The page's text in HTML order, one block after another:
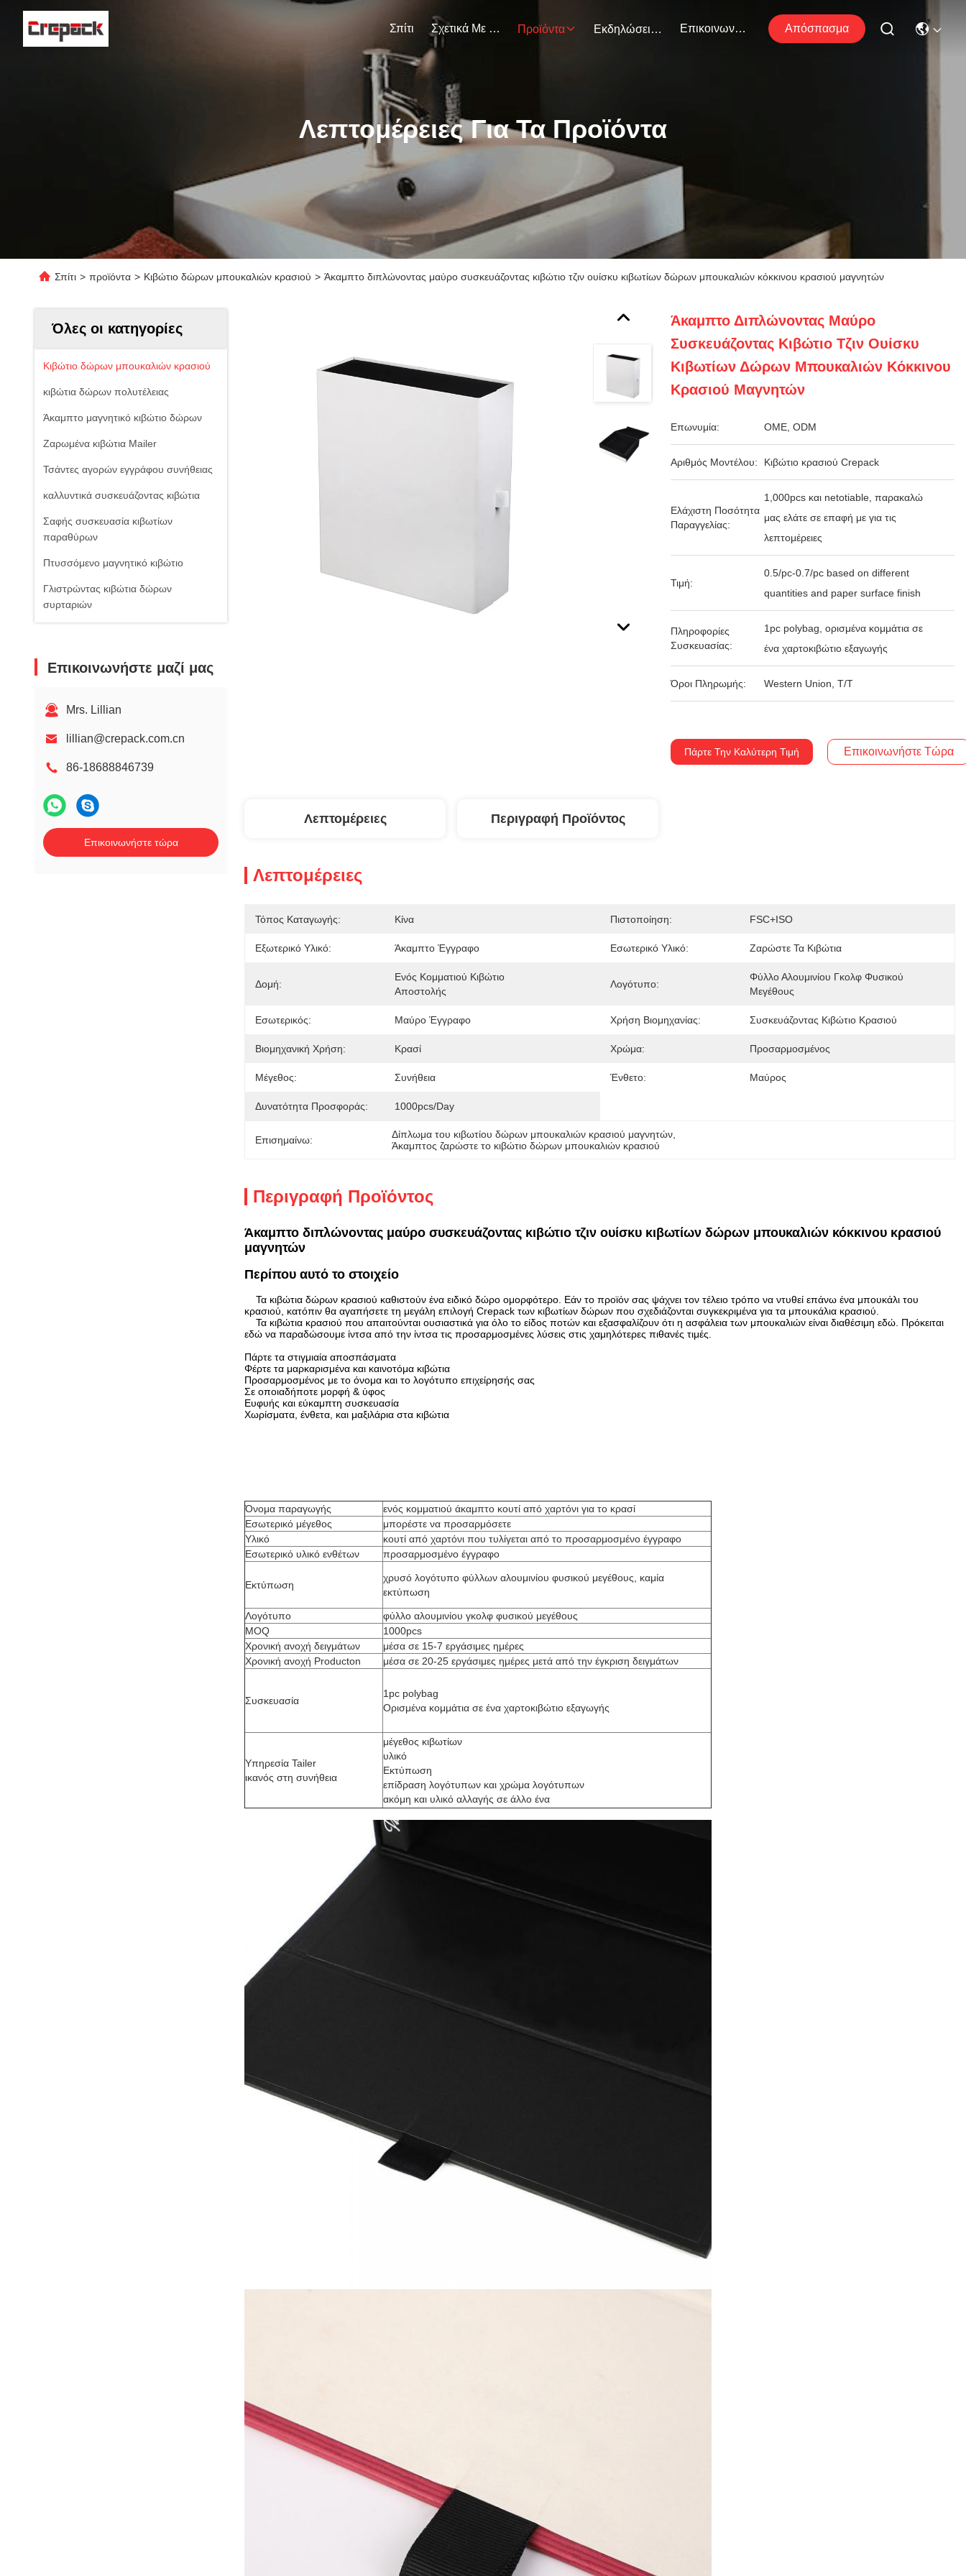
Σπίτι Σχετικά Με Εμάς Προϊόντα Εκδηλώσεις Επικοινωνήστε Μαζί Μας Απόσπασμα
Λεπτομέρειες Για Τα Προϊόντα
Σπίτι > προϊόντα > Κιβώτιο δώρων μπουκαλιών κρασιού > Άκαμπτο διπλώνοντας μαύρο συσκευάζοντας κιβώτιο τζιν ουίσκυ κιβωτίων δώρων μπουκαλιών κόκκινου κρασιού μαγνητών
Όλες οι κατηγορίες
Κιβώτιο δώρων μπουκαλιών κρασιού
κιβώτια δώρων πολυτέλειας
Άκαμπτο μαγνητικό κιβώτιο δώρων
Ζαρωμένα κιβώτια Mailer
Τσάντες αγορών εγγράφου συνήθειας
καλλυντικά συσκευάζοντας κιβώτια
Σαφής συσκευασία κιβωτίων
παραθύρων
Πτυσσόμενο μαγνητικό κιβώτιο
Γλιστρώντας κιβώτια δώρων
συρταριών
Επικοινωνήστε μαζί μας
Mrs. Lillian
lillian@crepack.com.cn
86-18688846739
Επικοινωνήστε τώρα
Άκαμπτο Διπλώνοντας Μαύρο
Συσκευάζοντας Κιβώτιο Τζιν Ουίσκυ
Κιβωτίων Δώρων Μπουκαλιών Κόκκινου
Κρασιού Μαγνητών
Επωνυμία: OME, ODM
Αριθμός Μοντέλου: Κιβώτιο κρασιού Crepack
Ελάχιστη Ποσότητα
Παραγγελίας:
1,000pcs και netotiable, παρακαλώ
μας ελάτε σε επαφή με για τις
λεπτομέρειες
Τιμή:
0.5/pc-0.7/pc based on different
quantities and paper surface finish
Πληροφορίες
Συσκευασίας:
1pc polybag, ορισμένα κομμάτια σε
ένα χαρτοκιβώτιο εξαγωγής
Όροι Πληρωμής: Western Union, T/T
Πάρτε Την Καλύτερη Τιμή Επικοινωνήστε Τώρα
Λεπτομέρειες Περιγραφή Προϊόντος
Λεπτομέρειες
Τόπος Καταγωγής: Κίνα Πιστοποίηση: FSC+ISO
Εξωτερικό Υλικό: Άκαμπτο Έγγραφο Εσωτερικό Υλικό: Ζαρώστε Τα Κιβώτια
Δομή:
Ενός Κομματιού Κιβώτιο
Αποστολής
Λογότυπο:
Φύλλο Αλουμινίου Γκολφ Φυσικού
Μεγέθους
Εσωτερικός: Μαύρο Έγγραφο Χρήση Βιομηχανίας: Συσκευάζοντας Κιβώτιο Κρασιού
Βιομηχανική Χρήση: Κρασί Χρώμα: Προσαρμοσμένος
Μέγεθος: Συνήθεια Ένθετο: Μαύρος
Δυνατότητα Προσφοράς: 1000pcs/day
Επισημαίνω: Δίπλωμα του κιβωτίου δώρων μπουκαλιών κρασιού μαγνητών,
Άκαμπτος ζαρώστε το κιβώτιο δώρων μπουκαλιών κρασιού
Περιγραφή Προϊόντος
Άκαμπτο διπλώνοντας μαύρο συσκευάζοντας κιβώτιο τζιν ουίσκυ κιβωτίων δώρων μπουκαλιών κόκκινου κρασιού
μαγνητών
Περίπου αυτό το στοιχείο
Τα κιβώτια δώρων κρασιού καθιστούν ένα ειδικό δώρο ομορφότερο. Εάν το προϊόν σας ψάχνει τον τέλειο τρόπο να ντυθεί επάνω ένα μπουκάλι του
κρασιού, κατόπιν θα αγαπήσετε τη μεγάλη επιλογή Crepack των κιβωτίων δώρων που σχεδιάζονται συγκεκριμένα για τα μπουκάλια κρασιού.
Τα κιβώτια κρασιού που απαιτούνται ουσιαστικά για όλο το είδος ποτών και εξασφαλίζουν ότι η ασφάλεια των μπουκαλιών είναι διαθέσιμη εδώ. Πρόκειται
εδώ να παραδώσουμε ίντσα από την ίντσα τις προσαρμοσμένες λύσεις στις χαμηλότερες πιθανές τιμές.
Πάρτε τα στιγμιαία αποσπάσματα
Φέρτε τα μαρκαρισμένα και καινοτόμα κιβώτια
Προσαρμοσμένος με το όνομα και το λογότυπο επιχείρησής σας
Σε οποιαδήποτε μορφή & ύφος
Ευφυής και εύκαμπτη συσκευασία
Χωρίσματα, ένθετα, και μαξιλάρια στα κιβώτια
Όνομα παραγωγής
ενός κομματιού άκαμπτο κουτί από χαρτόνι για το κρασί
Εσωτερικό μέγεθος
μπορέστε να προσαρμόσετε
Υλικό
κουτί από χαρτόνι που τυλίγεται από το προσαρμοσμένο έγγραφο
Εσωτερικό υλικό ενθέτων
προσαρμοσμένο έγγραφο
Εκτύπωση
χρυσό λογότυπο φύλλων αλουμινίου φυσικού μεγέθους, καμία
εκτύπωση
Λογότυπο
φύλλο αλουμινίου γκολφ φυσικού μεγέθους
MOQ
1000pcs
Χρονική ανοχή δειγμάτων
μέσα σε 15-7 εργάσιμες ημέρες
Χρονική ανοχή Producton
μέσα σε 20-25 εργάσιμες ημέρες μετά από την έγκριση δειγμάτων
Συσκευασία
1pc polybag
Ορισμένα κομμάτια σε ένα χαρτοκιβώτιο εξαγωγής
Υπηρεσία Tailer
ικανός στη συνήθεια
μέγεθος κιβωτίων
υλικό
Εκτύπωση
επίδραση λογότυπων και χρώμα λογότυπων
ακόμη και υλικό αλλαγής σε άλλο ένα